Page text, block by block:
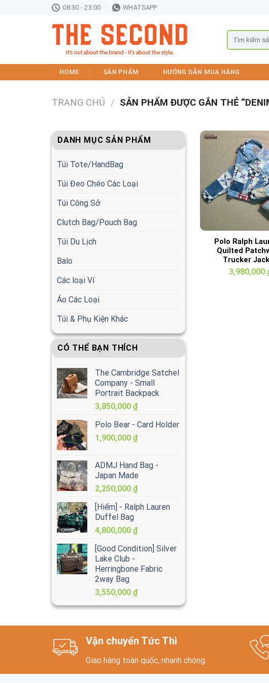
08:30 - 23:00 WHATSAPP
HOME SẢN PHẨM HƯỚNG DẪN MUA HÀNG
TRANG CHỦ / SẢN PHẨM ĐƯỢC GẮN THẺ
DANH MỤC SẢN PHẨM
Túi Tote/HandBag
Túi Đeo Chéo Các Loại
Túi Công Sở
Clutch Bag/Pouch Bag
Túi Du Lịch
Balo
Các loại Ví
Áo Các Loại
Túi & Phụ Kiện Khác
CÓ THỂ BẠN THÍCH
The Cambridge Satchel
Company - Small
Portrait Backpack
3,850,000 ₫
Polo Bear - Card Holder
1,900,000 ₫
ADMJ Hand Bag -
Japan Made
2,250,000 ₫
[Hiếm] - Ralph Lauren
Duffel Bag
4,800,000 ₫
[Good Condition] Silver
Lake Club -
Herringbone Fabric
2way Bag
3,550,000 ₫
Polo Ralph
Quilted
Trucker
3,980,000
Vận chuyển Tức Thì
Giao hàng toàn quốc, nhanh chóng.